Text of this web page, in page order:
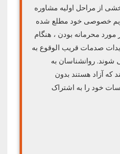
از مراحل اولیه مشاوره
خصوصی خود مطلع شده
مورد محرمانه بودن ، هنگام
صدمات قریب الوقوع به
شوند. روانشناسان به
که آزاد هستند بدون
خود را به اشتراک